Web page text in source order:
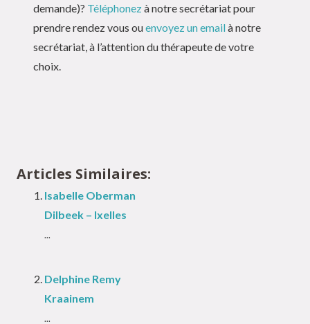
demande)? Téléphonezà notre secrétariat pour
prendre rendez vous ouenvoyez un emailà notre
secrétariat, à l’attention du thérapeute de votre
choix.
Articles Similaires:
Isabelle Oberman
Dilbeek – Ixelles
...
Delphine Remy
Kraainem
...